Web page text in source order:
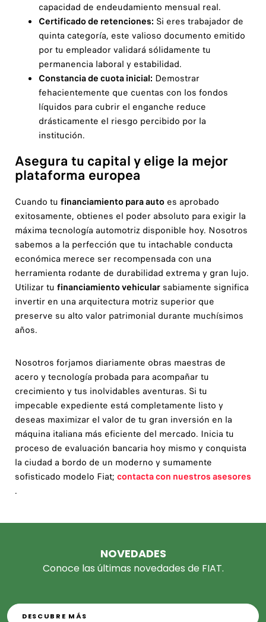
capacidad de endeudamiento mensual real.
Certificado de retenciones: Si eres trabajador de
quinta categoría, este valioso documento emitido
por tu empleador validará sólidamente tu
permanencia laboral y estabilidad.
Constancia de cuota inicial: Demostrar
fehacientemente que cuentas con los fondos
líquidos para cubrir el enganche reduce
drásticamente el riesgo percibido por la
institución.
Asegura tu capital y elige la mejor
plataforma europea
Cuando tu financiamiento para autoes aprobado
exitosamente, obtienes el poder absoluto para exigir la
máxima tecnología automotriz disponible hoy. Nosotros
sabemos a la perfección que tu intachable conducta
económica merece ser recompensada con una
herramienta rodante de durabilidad extrema y gran lujo.
Utilizar tu financiamiento vehicularsabiamente significa
invertir en una arquitectura motriz superior que
preserve su alto valor patrimonial durante muchísimos
años.
Nosotros forjamos diariamente obras maestras de
acero y tecnología probada para acompañar tu
crecimiento y tus inolvidables aventuras. Si tu
impecable expediente está completamente listo y
deseas maximizar el valor de tu gran inversión en la
máquina italiana más eficiente del mercado. Inicia tu
proceso de evaluación bancaria hoy mismo y conquista
la ciudad a bordo de un moderno y sumamente
sofisticado modelo Fiat; contacta con nuestros asesores
.
NOVEDADES
Conoce las últimas novedades de FIAT.
DESCUBRE MÁS